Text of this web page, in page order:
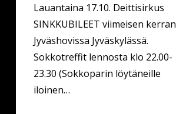
Lauantaina 17.10. Deittisirkus
SINKKUBILEET viimeisen kerran
Jyväshovissa Jyväskylässä.
Sokkotreffit lennosta klo 22.00-
23.30 (Sokkoparin löytäneille
iloinen…